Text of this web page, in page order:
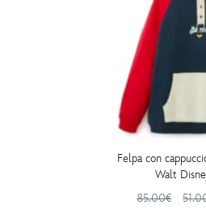
Felpa con
Walt
85.00€